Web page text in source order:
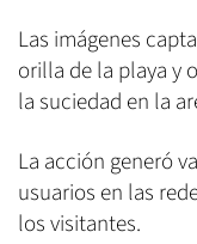
Las imágenes
orilla de la playa y
la suciedad en la
La acción generó
usuarios en las
los visitantes.